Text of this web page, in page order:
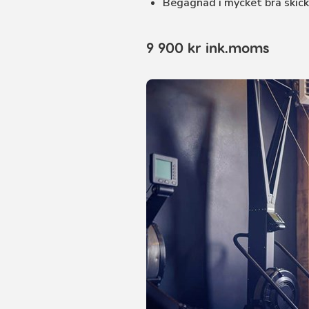
9 900 kr ink.moms